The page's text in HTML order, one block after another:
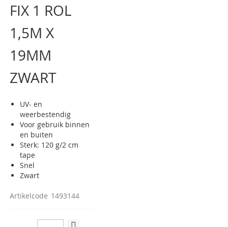
van
de
afbeeldingen-
gallerij
FIX 1 ROL
1,5M X
19MM
ZWART
UV- en
weerbestendig
Voor gebruik binnen
en buiten
Sterk: 120 g/2 cm
tape
Snel
Zwart
Artikelcode 1493144